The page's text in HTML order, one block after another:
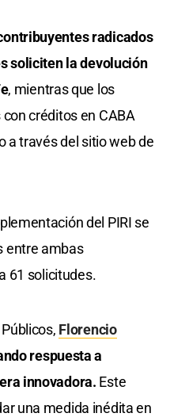
radicados
soliciten la devolución
, mientras que los
créditos en CABA
a través del sitio web de
del PIRI se
entre ambas
61 solicitudes.
Florencio
respuesta a
innovadora. Este
una medida inédita en